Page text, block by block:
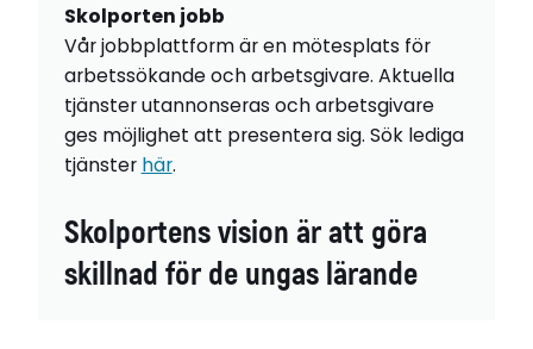
Skolporten jobb
Vår jobbplattform är en mötesplats för
arbetssökande och arbetsgivare. Aktuella
tjänster utannonseras och arbetsgivare
ges möjlighet att presentera sig. Sök lediga
tjänster här.
Skolportens vision är att göra
skillnad för de ungas lärande